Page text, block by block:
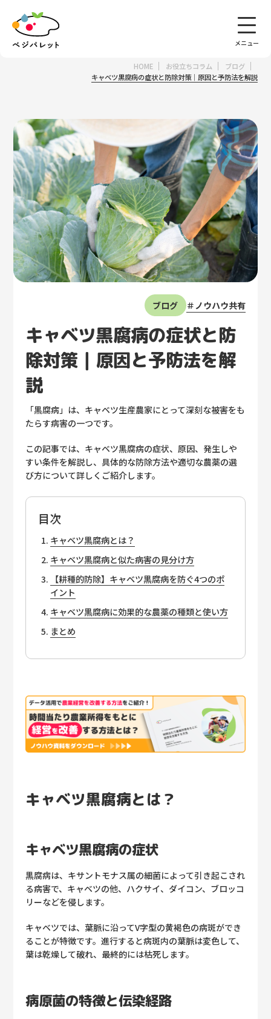
集出荷団体向けサービス サポート
機能
データの活用法
価格
導入事例
さまざまな活用例
資料請求
HOME お役立ちコラム
ブログ
キャベツ黒腐病の症状と防除対策｜原因と予防法を解説
ブログ ノウハウ共有
キャベツ黒腐病の症状と防
除対策｜原因と予防法を解
説
「黒腐病」は、キャベツ生産農家にとって深刻な被害をも
たらす病害の一つです。
この記事では、キャベツ黒腐病の症状、原因、発生しや
すい条件を解説し、具体的な防除方法や適切な農薬の選
び方について詳しくご紹介します。
目次
キャベツ黒腐病とは？
キャベツ黒腐病と似た病害の見分け方
【耕種的防除】キャベツ黒腐病を防ぐ4つのポ
イント
キャベツ黒腐病に効果的な農薬の種類と使い方
まとめ
キャベツ黒腐病とは？
キャベツ黒腐病の症状
黒腐病は、キサントモナス属の細菌によって引き起こされ
る病害で、キャベツの他、ハクサイ、ダイコン、ブロッコ
リーなどを侵します。
キャベツでは、葉脈に沿ってV字型の黄褐色の病斑ができ
ることが特徴です。進行すると病斑内の葉脈は変色して、
葉は乾燥して破れ、最終的には枯死します。
病原菌の特徴と伝染経路